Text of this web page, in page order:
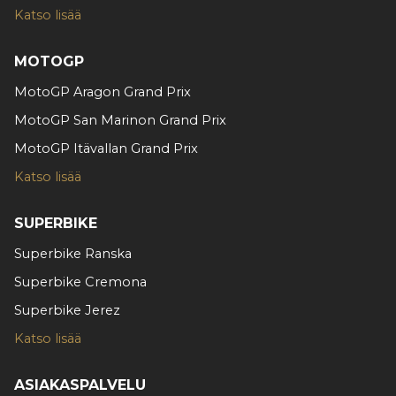
tietoja muihin tietoihin, joita olet antanut heille tai joita on
Katso lisää
MOTOGP
MotoGP Aragon Grand Prix
MotoGP San Marinon Grand Prix
MotoGP Itävallan Grand Prix
Katso lisää
SUPERBIKE
Superbike Ranska
Superbike Cremona
Superbike Jerez
Katso lisää
ASIAKASPALVELU